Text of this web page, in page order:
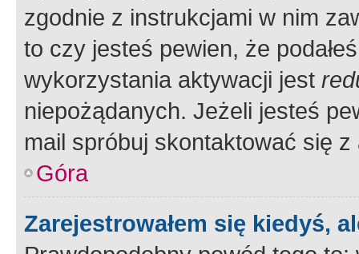
zgodnie z instrukcjami w nim
to czy jesteś pewien, że
wykorzystania aktywacji jest
niepożądanych. Jeżeli jesteś
mail spróbuj skontaktować się
Góra
Zarejestrowałem się kiedyś,